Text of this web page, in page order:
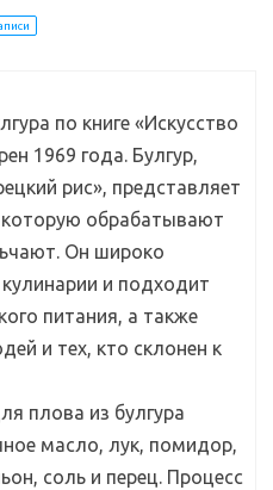
по книге «Искусство
1969 года. Булгур,
рис», представляет
обрабатывают
Он широко
и подходит
питания, а также
и тех, кто склонен к
плова из булгура
масло, лук, помидор,
соль и перец. Процесс